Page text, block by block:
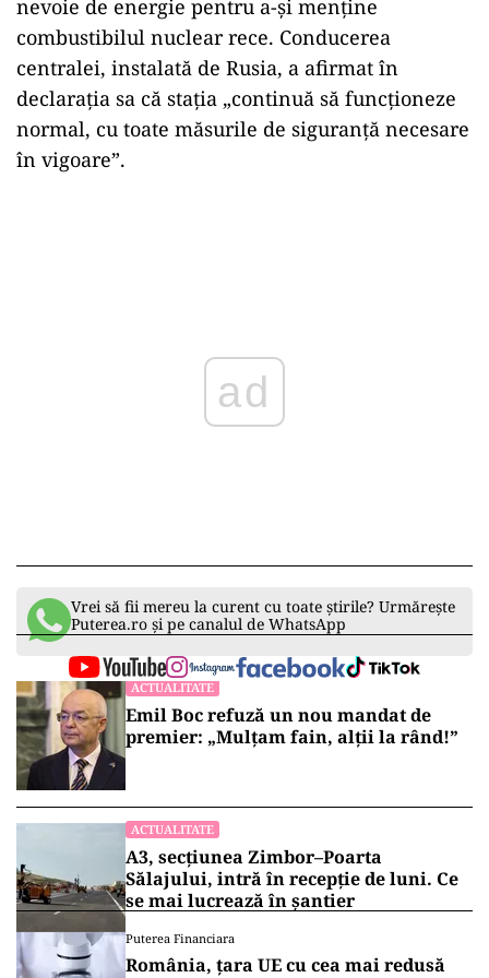
nevoie de energie pentru a-și menține
combustibilul nuclear rece. Conducerea
centralei, instalată de Rusia, a afirmat în
declarația sa că stația „continuă să funcționeze
normal, cu toate măsurile de siguranță necesare
în vigoare”.
ad
Vrei să fii mereu la curent cu toate știrile? Urmărește
Puterea.ro și pe canalul de WhatsApp
ACTUALITATE
Emil Boc refuză un nou mandat de
premier: „Mulțam fain, alții la rând!”
ACTUALITATE
A3, secțiunea Zimbor–Poarta
Sălajului, intră în recepție de luni. Ce
se mai lucrează în șantier
Puterea Financiara
România, țara UE cu cea mai redusă